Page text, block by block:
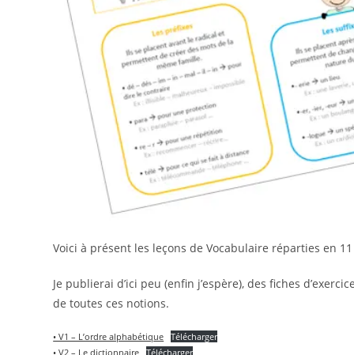
Voici à présent les leçons de Vocabulaire réparties en
Je publierai d’ici peu (enfin j’espère), des fiches
de toutes ces notions.
• V1 – L’ordre alphabétique Télécharger
• V2 – Le dictionnaire Télécharger